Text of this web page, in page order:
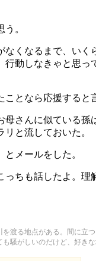
。
なくなるまで、いく
動しなきゃと思っ
となら応援すると
母さんに似ている孫
と流しておいた。
メールをした。
ちも話したよ。理
渡る地点がある。間に立
騒がしいのだけど、好きな